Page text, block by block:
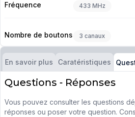
Fréquence 433 MHz
Nombre de boutons 3 canaux
En savoir plus Caratéristiques
Questions - Réponses
Vous pouvez consulter les questions
réponses ou poser votre question.